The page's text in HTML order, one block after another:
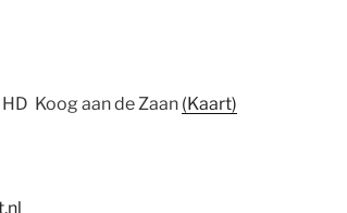
Koog aan de Zaan (Kaart)